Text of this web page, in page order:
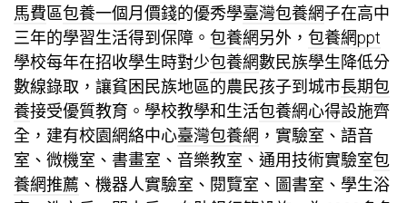
馬費區包養一個月價錢的優秀學臺灣包養網子在高中
三年的學習生活得到保障。 包養網另外， 包養網ppt
學校每年在招收學生時對少包養網數民族學生降低分
數線錄取，讓貧困民族地區的農民孩子到城市長期包
養接受優質教育。學校教學和生活包養網心得設施齊
全，建有校園網絡中心臺灣包養網 ，實驗室、語音
室、微機室、書畫室、音樂教室、通用技術實驗室包
養網推薦 、機器人實驗室、閱覽室、圖書室、學生浴